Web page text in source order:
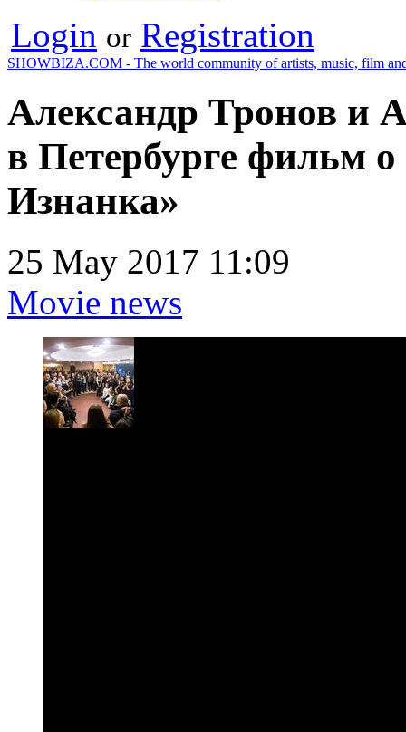
Login or Registration
SHOWBIZA.COM - The world community of artists, music, film
Александр Тронов и
в Петербурге фильм
Изнанка»
25 May 2017 11:09
Movie news